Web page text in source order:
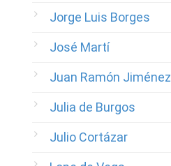
Jorge Luis Borges
José Martí
Juan Ramón Jiménez
Julia de Burgos
Julio Cortázar